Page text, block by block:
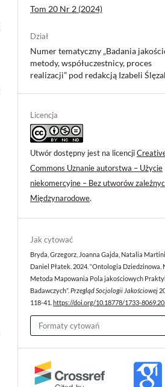
Tom 20 Nr 2 (2024)
Dział
Numer tematyczny „Badania
metody, współuczestnicy, proces
realizacji” pod redakcją Izabeli
Licencja
Utwór dostępny jest na licencji
Commons Uznanie autorstwa – Użycie
niekomercyjne – Bez utworów
Międzynarodowe.
Jak cytować
Bryda, Grzegorz, Joanna Gajda, Natalia
Daniel Płatek. 2024. “Ontologia Dziedzinowa.
Metoda Mapowania Pola jakościowych
Badawczych”.Przegląd Socjologii Jakościowej
118-41. https://doi.org/10.18778/1733-
Formaty cytowań